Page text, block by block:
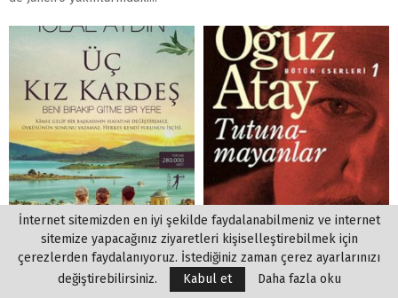
Oguz Atay – Tutunamayanlar
İnternet sitemizden en iyi şekilde faydalanabilmeniz ve internet
sitemize yapacağınız ziyaretleri kişiselleştirebilmek için
çerezlerden faydalanıyoruz. İstediğiniz zaman çerez ayarlarınızı
değiştirebilirsiniz.
Kabul et Daha fazla oku